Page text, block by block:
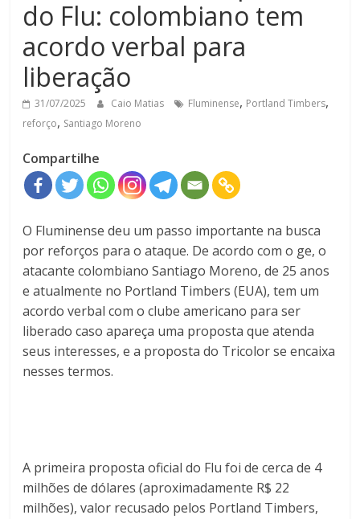
do Flu: colombiano tem
acordo verbal para
liberação
31/07/2025 Caio Matias Fluminense, Portland Timbers,
reforço, Santiago Moreno
Compartilhe
O Fluminense deu um passo importante na busca
por reforços para o ataque. De acordo com o ge, o
atacante colombiano Santiago Moreno, de 25 anos
e atualmente no Portland Timbers (EUA), tem um
acordo verbal com o clube americano para ser
liberado caso apareça uma proposta que atenda
seus interesses, e a proposta do Tricolor se encaixa
nesses termos.
A primeira proposta oficial do Flu foi de cerca de 4
milhões de dólares (aproximadamente R$ 22
milhões), valor recusado pelos Portland Timbers,